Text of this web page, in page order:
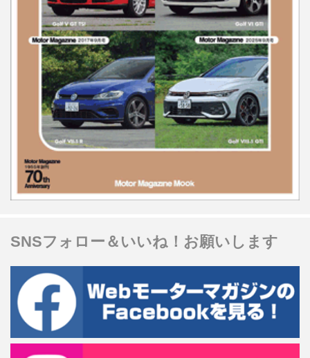
SNSフォロー＆いいね！お願いします